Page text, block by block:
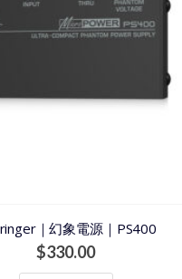
｜幻象電源｜PS400
$330.00